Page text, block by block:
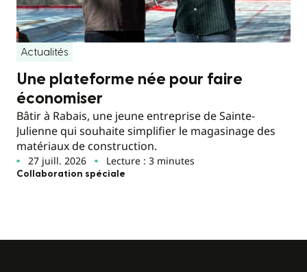
Actualités
Une plateforme née pour faire
économiser
Bâtir à Rabais, une jeune entreprise de Sainte-
Julienne qui souhaite simplifier le magasinage des
matériaux de construction.
27 juill. 2026 Lecture : 3 minutes
Collaboration spéciale